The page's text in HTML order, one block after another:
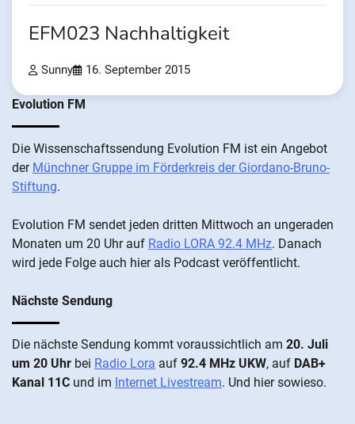
EFM023 Nachhaltigkeit
Sunny 16. September 2015
Evolution FM
Die Wis­sen­schafts­send­ung Evolution FM ist ein An­ge­bot
der Münch­ner Grup­pe im För­der­kreis der Gi­ordano-Bruno-
Stiftung.
Evolution FM sen­det je­den drit­ten Mitt­woch an un­ge­ra­den
Mo­nat­en um 20 Uhr auf Radio LORA 92.4 MHz. Da­nach
wird je­de Fol­ge auch hier als Pod­cast ver­öffentlicht.
Nächste Sendung
Die näch­ste Sen­dung kommt vor­aus­sicht­lich am 20. Juli
um 20 Uhr bei Radio Lora auf 92.4 MHz UKW, auf DAB+
Kanal 11C und im Internet Livestream. Und hier sowieso.